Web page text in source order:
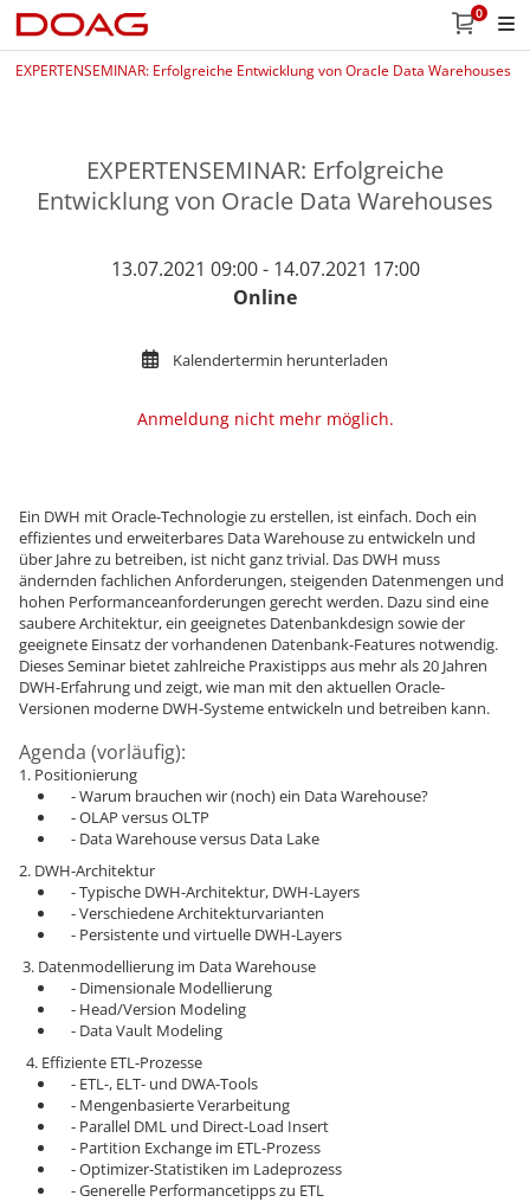
0
EXPERTENSEMINAR: Erfolgreiche Entwicklung von Oracle Data Warehouses
EXPERTENSEMINAR: Erfolgreiche
Entwicklung von Oracle Data Warehouses
13.07.2021 09:00 - 14.07.2021 17:00
Online
Kalendertermin herunterladen
Anmeldung nicht mehr möglich.
Ein DWH mit Oracle-Technologie zu erstellen, ist einfach. Doch ein
effizientes und erweiterbares Data Warehouse zu entwickeln und
über Jahre zu betreiben, ist nicht ganz trivial. Das DWH muss
ändernden fachlichen Anforderungen, steigenden Datenmengen und
hohen Performanceanforderungen gerecht werden. Dazu sind eine
saubere Architektur, ein geeignetes Datenbankdesign sowie der
geeignete Einsatz der vorhandenen Datenbank-Features notwendig.
Dieses Seminar bietet zahlreiche Praxistipps aus mehr als 20 Jahren
DWH-Erfahrung und zeigt, wie man mit den aktuellen Oracle-
Versionen moderne DWH-Systeme entwickeln und betreiben kann.
Agenda (vorläufig):
1. Positionierung
- Warum brauchen wir (noch) ein Data Warehouse?
- OLAP versus OLTP
- Data Warehouse versus Data Lake
2. DWH-Architektur
- Typische DWH-Architektur, DWH-Layers
- Verschiedene Architekturvarianten
- Persistente und virtuelle DWH-Layers
3. Datenmodellierung im Data Warehouse
- Dimensionale Modellierung
- Head/Version Modeling
- Data Vault Modeling
4. Effiziente ETL-Prozesse
- ETL-, ELT- und DWA-Tools
- Mengenbasierte Verarbeitung
- Parallel DML und Direct-Load Insert
- Partition Exchange im ETL-Prozess
- Optimizer-Statistiken im Ladeprozess
- Generelle Performancetipps zu ETL